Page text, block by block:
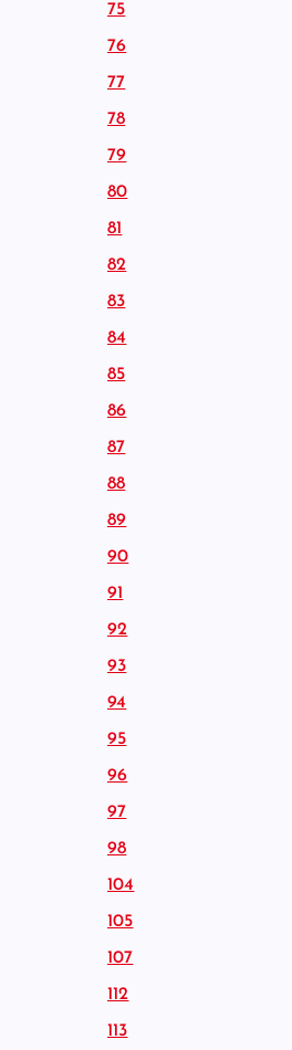
75
76
77
78
79
80
81
82
83
84
85
86
87
88
89
90
91
92
93
94
95
96
97
98
104
105
107
112
113